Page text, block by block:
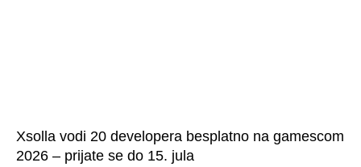
Xsolla vodi 20 developera besplatno na gamescom
2026 – prijate se do 15. jula